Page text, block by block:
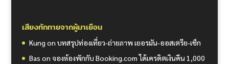
เสียงทักทายจากผู้มาเยือน
Kung on บทสรุปท่องเที่ยว-ถ่ายภาพ เยอรมัน-ออสเตรีย-เช็ก
Bas on จองห้องพักกับ Booking.com ได้เครดิตเงินคืน 1,000